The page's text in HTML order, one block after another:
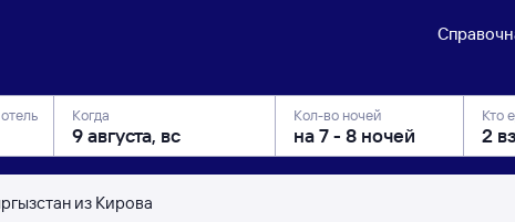
Когда Кол-во ночей Кто
из Кирова